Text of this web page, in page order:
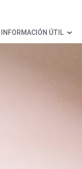
INFORMACIÓN ÚTIL